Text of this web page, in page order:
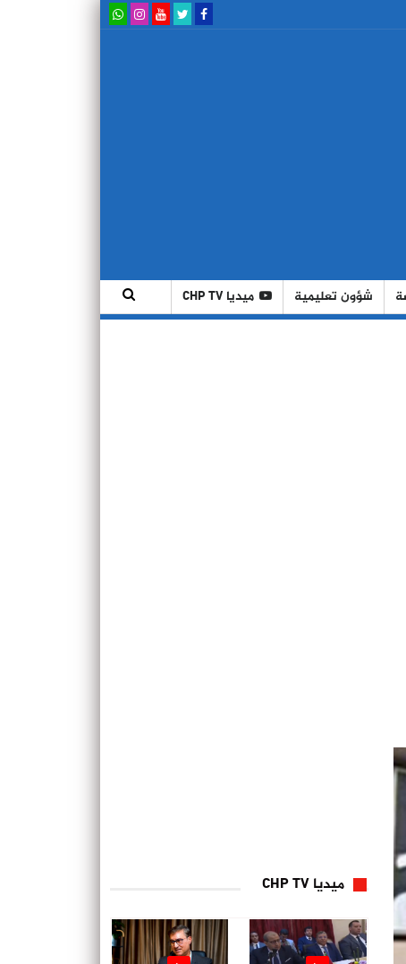
شؤون تعليمية ميديا CHP TV
ميديا CHP TV